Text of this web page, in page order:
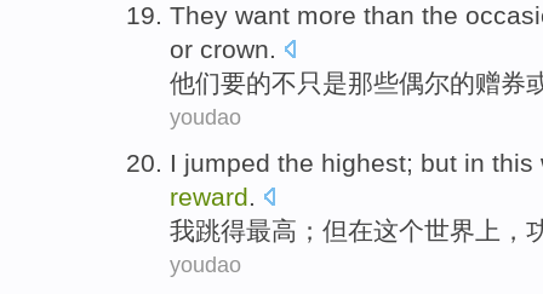
They want more than the
or crown.
他们要的不只是那些偶尔的赠券
youdao
I jumped the highest; but in this
reward.
我跳得最高 ； 但在这个世界上 ，
youdao